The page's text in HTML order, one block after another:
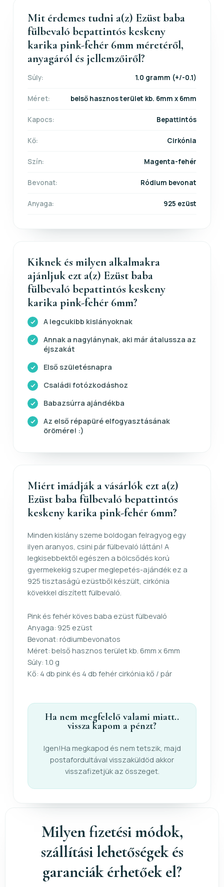
Mit érdemes tudni a(z) Ezüst baba
fülbevaló bepattintós keskeny
karika pink-fehér 6mm méretéről,
anyagáról és jellemzőiről?
Súly: 1.0 gramm (+/-0.1)
Méret: belső hasznos terület kb. 6mm x 6mm
Kapocs: Bepattintós
Kő: Cirkónia
Szín: Magenta-fehér
Bevonat: Ródium bevonat
Anyaga: 925 ezüst
Kiknek és milyen alkalmakra
ajánljuk ezt a(z) Ezüst baba
fülbevaló bepattintós keskeny
karika pink-fehér 6mm?
A legcukibb kislányoknak
Annak a nagylánynak, aki már átalussza az
éjszakát
Első születésnapra
Családi fotózkodáshoz
Babazsúrra ajándékba
Az első répapüré elfogyasztásának
örömére! :)
Miért imádják a vásárlók ezt a(z)
Ezüst baba fülbevaló bepattintós
keskeny karika pink-fehér 6mm?
Minden kislány szeme boldogan felragyog egy
ilyen aranyos, csini pár fülbevaló láttán! A
legkisebbektől egészen a bölcsődés korú
gyermekekig szuper meglepetés-ajándék ez a
925 tisztaságú ezüstből készült, cirkónia
kövekkel díszített fülbevaló.
Pink és fehér köves baba ezüst fülbevaló
Anyaga: 925 ezüst
Bevonat: ródiumbevonatos
Méret: belső hasznos terület kb. 6mm x 6mm
Súly: 1.0 g
Kő: 4 db pink és 4 db fehér cirkónia kő / pár
Ha nem megfelelő valami miatt..
vissza kapom a pénzt?
Igen!Ha megkapod és nem tetszik, majd
postafordultával visszaküldöd akkor
visszafizetjük az összeget.
Milyen fizetési módok,
szállítási lehetőségek és
garanciák érhetőek el?